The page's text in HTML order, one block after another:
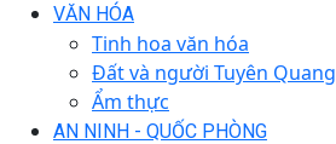
VĂN HÓA
Tinh hoa văn hóa
Đất và người Tuyên Quang
Ẩm thực
AN NINH - QUỐC PHÒNG